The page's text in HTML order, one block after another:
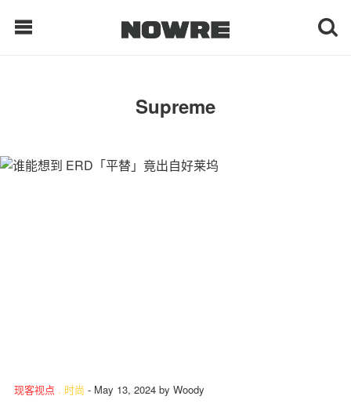
现客视点
Supreme
现客视点 . 时尚 - May 13, 2024 by Woody